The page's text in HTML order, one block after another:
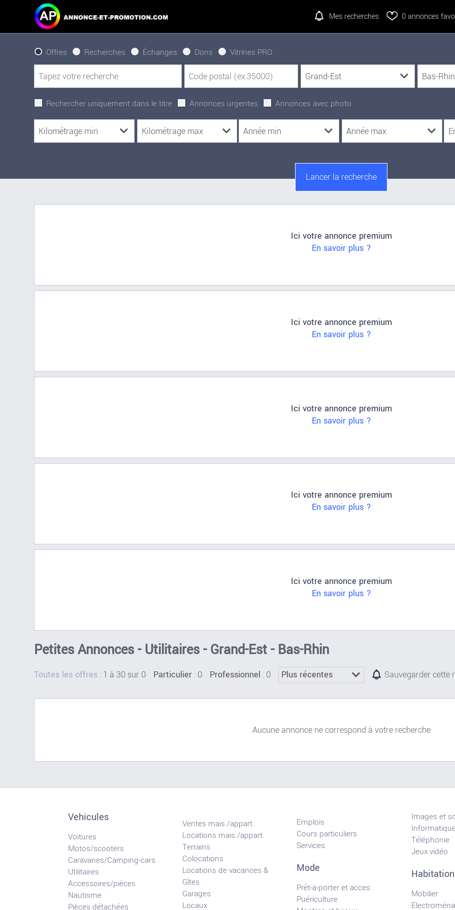
Mes recherches 0annonces
Offres Recherches Échanges Dons Vitrines PRO
Rechercher uniquement dans le titre Annonces urgentes Annonces avec photo
Ici votre annonce premium
En savoir plus ?
Ici votre annonce premium
En savoir plus ?
Ici votre annonce premium
En savoir plus ?
Ici votre annonce premium
En savoir plus ?
Ici votre annonce premium
En savoir plus ?
Petites Annonces - Utilitaires - Grand-Est - Bas-Rhin
Toutes les offres : 1 à 30 sur 0 Particulier : 0 Professionnel : 0 Sauvegarder cette
Aucune annonce ne correspond à votre recherche
Vehicules
Voitures
Motos/scooters
Caravanes/Camping-cars
Utilitaires
Accessoires/pièces
Nautisme
Pièces détachées
Ventes mais./appart.
Locations mais./appart.
Terrains
Colocations
Locations de vacances &
Gîtes
Garages
Locaux
Emplois
Cours particuliers
Services
Mode
Prêt-à-porter et acces.
Puériculture
Images et
Téléphonie
Jeux vidéo
Habitation
Mobilier